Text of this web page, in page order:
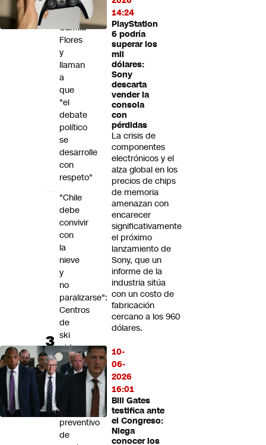
14:24
PlayStation
6 podría
superar los
mil
dólares:
Sony
descarta
vender la
consola
con
pérdidas
La crisis de
componentes
electrónicos y el
alza global en los
precios de chips
de memoria
amenazan con
encarecer
significativamente
el próximo
lanzamiento de
Sony, que un
informe de la
industria sitúa
con un costo de
fabricación
cercano a los 960
dólares.
10-
06-
2026
16:01
Bill Gates
testifica ante
el Congreso:
Niega
conocer los
dichos
Camila
Flores
y
llaman
a
que
"el
debate
político
se
desarrolle
con
respeto"
"Chile
debe
convivir
con
la
nieve
y
no
paralizarse":
Centros
de
ski
piden
revisar
criterios
cierre
preventivo
de